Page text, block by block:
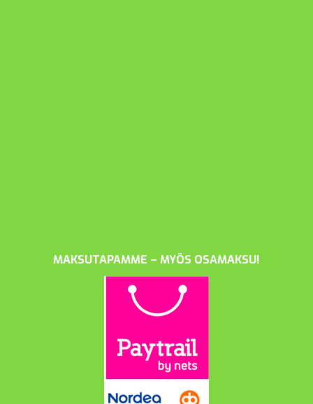
MAKSUTAPAMME – MYÖS OSAMAKSU!